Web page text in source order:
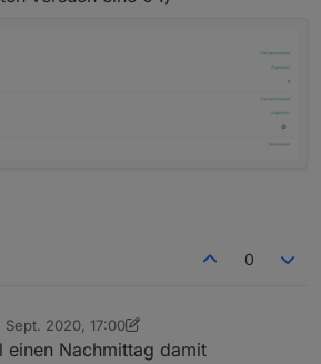
0
Sept. 2020, 17:00
Mooo
einen Nachmittag damit